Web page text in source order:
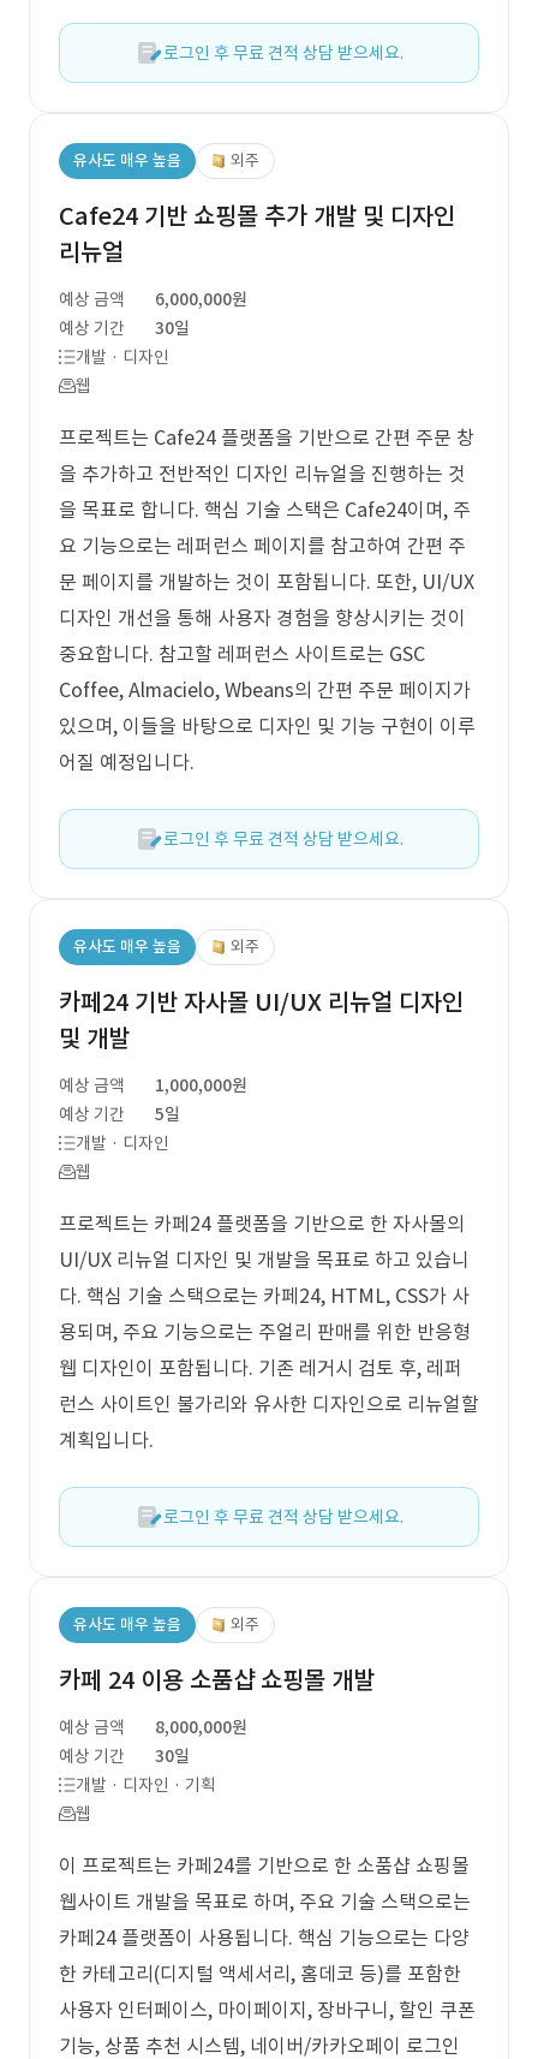
로그인 후 무료 견적 상담 받으세요.
유사도 매우 높음 외주
Cafe24 기반 쇼핑몰 추가 개발 및 디자인
리뉴얼
예상 금액
6,000,000원
예상 기간
30일
개발 · 디자인
웹
프로젝트는 Cafe24 플랫폼을 기반으로 간편 주문 창
을 추가하고 전반적인 디자인 리뉴얼을 진행하는 것
을 목표로 합니다. 핵심 기술 스택은 Cafe24이며, 주
요 기능으로는 레퍼런스 페이지를 참고하여 간편 주
문 페이지를 개발하는 것이 포함됩니다. 또한, UI/UX
디자인 개선을 통해 사용자 경험을 향상시키는 것이
중요합니다. 참고할 레퍼런스 사이트로는 GSC
Coffee, Almacielo, Wbeans의 간편 주문 페이지가
있으며, 이들을 바탕으로 디자인 및 기능 구현이 이루
어질 예정입니다.
로그인 후 무료 견적 상담 받으세요.
유사도 매우 높음 외주
카페24 기반 자사몰 UI/UX 리뉴얼 디자인
및 개발
예상 금액
1,000,000원
예상 기간
5일
개발 · 디자인
웹
프로젝트는 카페24 플랫폼을 기반으로 한 자사몰의
UI/UX 리뉴얼 디자인 및 개발을 목표로 하고 있습니
다. 핵심 기술 스택으로는 카페24, HTML, CSS가 사
용되며, 주요 기능으로는 주얼리 판매를 위한 반응형
웹 디자인이 포함됩니다. 기존 레거시 검토 후, 레퍼
런스 사이트인 불가리와 유사한 디자인으로 리뉴얼할
계획입니다.
로그인 후 무료 견적 상담 받으세요.
유사도 매우 높음 외주
카페 24 이용 소품샵 쇼핑몰 개발
예상 금액
8,000,000원
예상 기간
30일
개발 · 디자인 · 기획
웹
이 프로젝트는 카페24를 기반으로 한 소품샵 쇼핑몰
웹사이트 개발을 목표로 하며, 주요 기술 스택으로는
카페24 플랫폼이 사용됩니다. 핵심 기능으로는 다양
한 카테고리(디지털 액세서리, 홈데코 등)를 포함한
사용자 인터페이스, 마이페이지, 장바구니, 할인 쿠폰
기능, 상품 추천 시스템, 네이버/카카오페이 로그인